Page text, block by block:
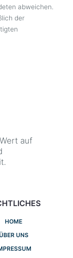
abweichen.
der
auf
HOME
UNS